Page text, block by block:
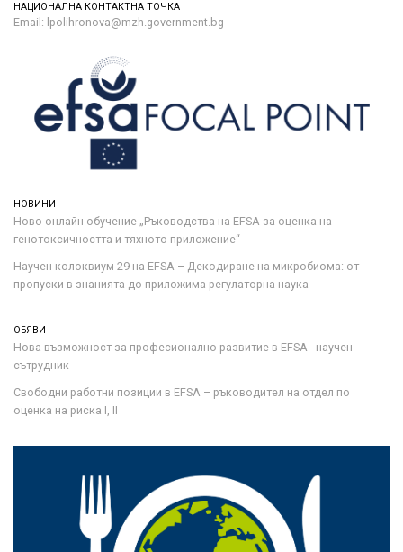
НАЦИОНАЛНА КОНТАКТНА ТОЧКА
Email: lpolihronova@mzh.government.bg
НОВИНИ
Ново онлайн обучение „Ръководства на ЕFSA за оценка на
генотоксичността и тяхното приложение“
Научен колоквиум 29 на EFSA – Декодиране на микробиома: от
пропуски в знанията до приложима регулаторна наука
ОБЯВИ
Нова възможност за професионално развитие в EFSA - научен
сътрудник
Свободни работни позиции в EFSA – ръководител на отдел по
оценка на риска I, II